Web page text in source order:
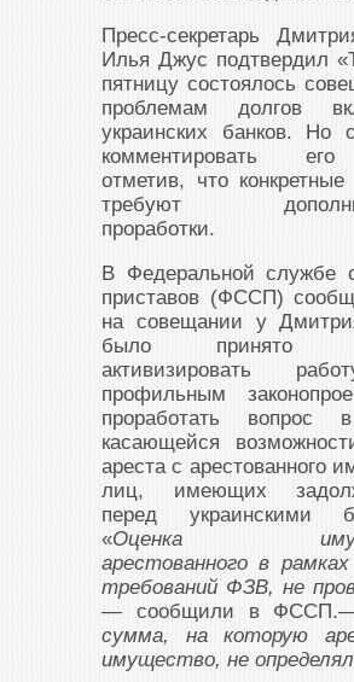
Пресс-секретарь
Илья Джус подтвердил
пятницу состоялось
проблемам долгов
украинских банков. Но
комментировать
отметив, что
требуют
проработки.
В Федеральной службе
приставов (ФССП)
на совещании у
было принято
активизировать
профильным
проработать вопрос
касающейся
ареста с арестованного
лиц, имеющих
перед украинскими
«Оценка
арестованного в
требований ФЗВ, не
— сообщили в
сумма, на которую
имущество, не